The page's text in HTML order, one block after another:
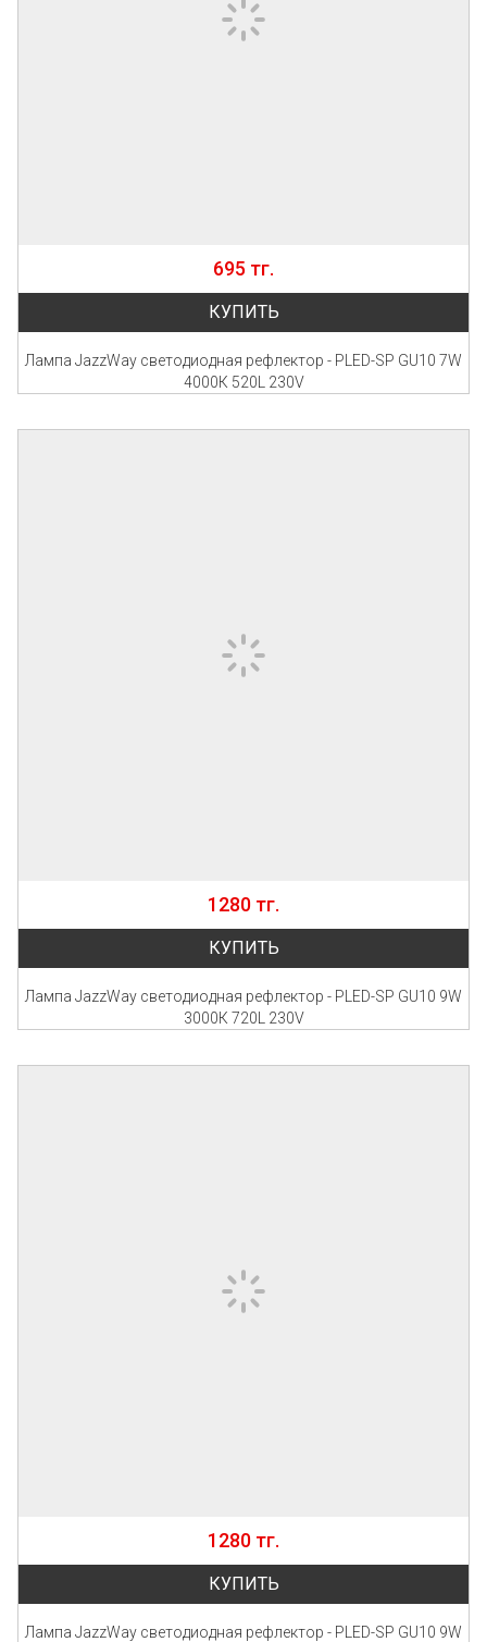
695 тг.
КУПИТЬ
Лампа JazzWay светодиодная рефлектор - PLED-SP GU10 7W
4000К 520L 230V
1280 тг.
КУПИТЬ
Лампа JazzWay светодиодная рефлектор - PLED-SP GU10 9W
3000К 720L 230V
1280 тг.
КУПИТЬ
Лампа JazzWay светодиодная рефлектор - PLED-SP GU10 9W